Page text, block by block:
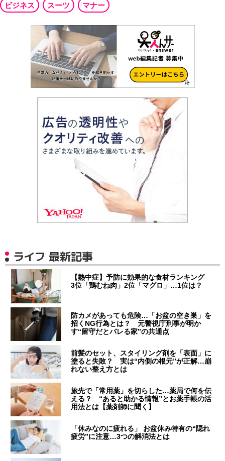
ビジネス
スーツ マナー
ライフ 最新記事
【熱中症】予防に効果的な食材ランキング
3位「鶏むね肉」2位「マグロ」…1位は？
防カメがあっても危険…「お盆の空き巣」を
招くNG行為とは？ 元警視庁刑事が明か
す“留守だとバレる家”の共通点
前髪のセット、スタイリング剤を「表面」に
塗ると失敗？ 実は“内側の根元”が正解…崩
れない整え方とは
旅先で「常用薬」を切らした…薬局で何を伝
える？ “あると助かる情報”とお薬手帳の活
用法とは【薬剤師に聞く】
「休みなのに疲れる」 お盆休み特有の“隠れ
疲労”に注意…3つの解消法とは